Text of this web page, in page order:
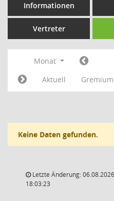
Informationen
Vertreter
Monat
Aktuell
Keine Daten gefunden.
Letzte Änderung: 06.08.2026
18:03:23